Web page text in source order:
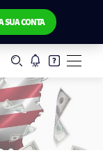
SUA CONTA